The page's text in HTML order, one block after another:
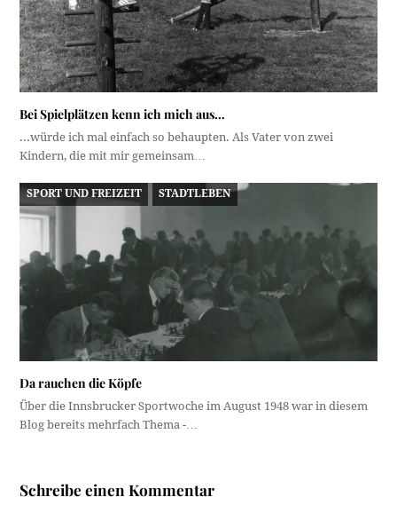
Bei Spielplätzen kenn ich mich aus…
...würde ich mal einfach so behaupten. Als Vater von zwei
Kindern, die mit mir gemeinsam…
SPORT UND FREIZEIT STADTLEBEN
Da rauchen die Köpfe
Über die Innsbrucker Sportwoche im August 1948 war in diesem
Blog bereits mehrfach Thema -…
Schreibe einen Kommentar